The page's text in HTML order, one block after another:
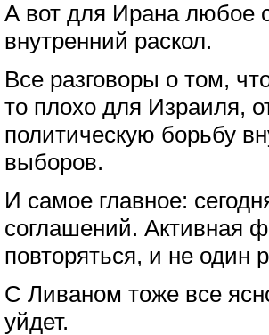
А вот для Ирана любое
внутренний раскол.
Все разговоры о том,
то плохо для Израиля,
политическую борьбу
выборов.
И самое главное:
соглашений. Активная
повторяться, и не один
С Ливаном тоже все
уйдет.